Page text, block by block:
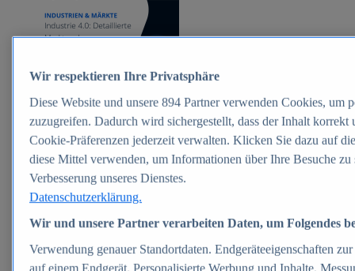
Zum Report
Beliebte Statistiken
Aktuelle Statistiken
E-Commerce - Entwicklung des Umsatzes in
Deutschland 1999-2025
Umsatz von Amazon in Deutschland und weltweit
2010-2025
B2C-E-Commerce: Top-50 Online Shops in
Deutschland 2024
Marktanteile von Online-Zahlungsverfahren in
Deutschland 2024
Umsatzstarke Warengruppen im Online-Handel in
Deutschland 2023-2025
Wir respektieren Ihre Privatsphäre
Diese Website und unsere 894 Partner verwenden Cookies, um
zuzugreifen. Dadurch wird sichergestellt, dass der Inhalt
Cookie-Präferenzen jederzeit verwalten. Klicken Sie dazu auf
diese Mittel verwenden, um Informationen über Ihre Besuche
Verbesserung unseres Dienstes.
Datenschutzerklärung.
Wir und unsere Partner verarbeiten Daten, um Folgendes
Verwendung genauer Standortdaten. Endgeräteeigenschaften
auf einem Endgerät. Personalisierte Werbung und Inhalte,